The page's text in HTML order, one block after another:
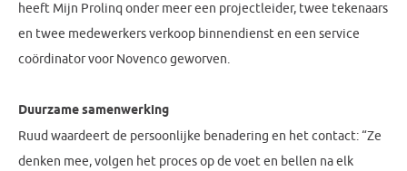
heeft Mijn Prolinq onder meer een projectleider, twee tekenaars
en twee medewerkers verkoop binnendienst en een service
coördinator voor Novenco geworven.
Duurzame samenwerking
Ruud waardeert de persoonlijke benadering en het contact: “Ze
denken mee, volgen het proces op de voet en bellen na elk